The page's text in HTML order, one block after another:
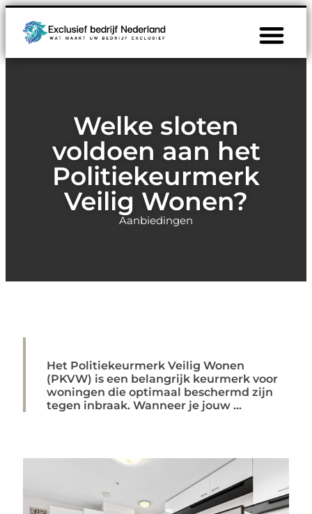
Welke sloten
voldoen aan het
Politiekeurmerk
Veilig Wonen?
Aanbiedingen
Het Politiekeurmerk Veilig Wonen
(PKVW) is een belangrijk keurmerk voor
woningen die optimaal beschermd zijn
tegen inbraak. Wanneer je jouw ...